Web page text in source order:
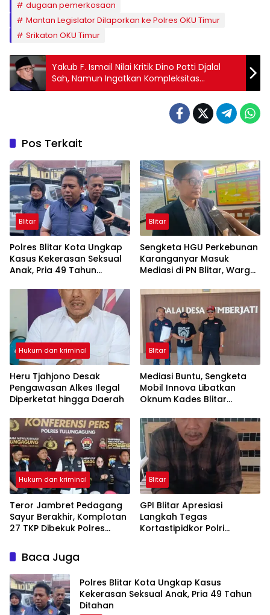
dugaan pemerkosaan
Mantan Legislator Dilaporkan ke Polres OKU Timur
Srikaton OKU Timur
Yakub F. Ismail Nilai Kritik Dino Patti Djalal
Sah, Namun Ingatkan Kompleksitas
Diplomasi Menlu Sugiono
Pos Terkait
Blitar
Polres Blitar Kota Ungkap
Kasus Kekerasan Seksual
Anak, Pria 49 Tahun
Blitar
Sengketa HGU Perkebunan
Karanganyar Masuk
Mediasi di PN Blitar, Warga
Lahan
Hukum dan kriminal
Heru Tjahjono Desak
Pengawasan Alkes Ilegal
Diperketat hingga Daerah
Blitar
Mediasi Buntu, Sengketa
Mobil Innova Libatkan
Oknum Kades Blitar
Ranah Hukum
Hukum dan kriminal
Teror Jambret Pedagang
Sayur Berakhir, Komplotan
27 TKP Dibekuk Polres
Blitar
GPI Blitar Apresiasi
Langkah Tegas
Kortastipidkor Polri
Baca Juga
Polres Blitar Kota Ungkap Kasus
Kekerasan Seksual Anak, Pria 49 Tahun
Ditahan